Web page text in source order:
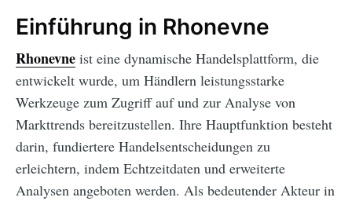
Einführung in Rhonevne
Rhonevne ist eine dynamische Handelsplattform, die
entwickelt wurde, um Händlern leistungsstarke
Werkzeuge zum Zugriff auf und zur Analyse von
Markttrends bereitzustellen. Ihre Hauptfunktion besteht
darin, fundiertere Handelsentscheidungen zu
erleichtern, indem Echtzeitdaten und erweiterte
Analysen angeboten werden. Als bedeutender Akteur in